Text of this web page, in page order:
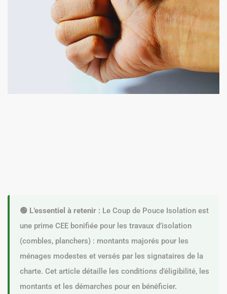
🟢 L’essentiel à retenir : Le Coup de Pouce Isolation est
une prime CEE bonifiée pour les travaux d’isolation
(combles, planchers) : montants majorés pour les
ménages modestes et versés par les signataires de la
charte. Cet article détaille les conditions d’éligibilité, les
montants et les démarches pour en bénéficier.